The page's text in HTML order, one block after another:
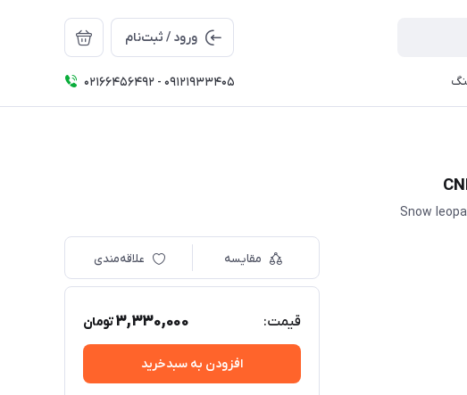
ورود / ثبت‌نام
02166456492 - 09121933405
Snow
مقایسه علاقه‌مندی
قیمت: 3,330,000تومان
افزودن به سبدخرید